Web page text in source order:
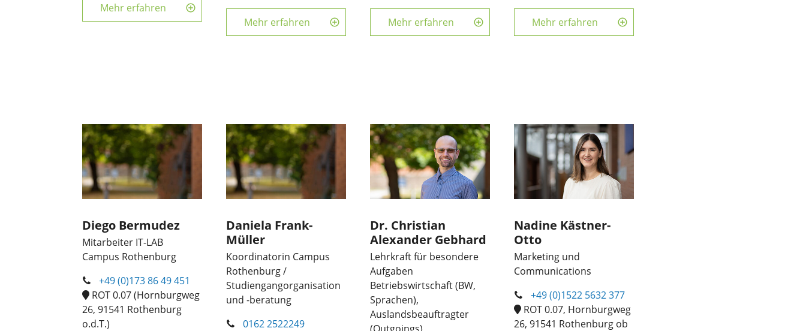
Mehr erfahren
Mehr erfahren Mehr erfahren Mehr erfahren
Diego Bermudez
Mitarbeiter IT-LAB
Campus Rothenburg
+49 (0)173 86 49 451
ROT 0.07 (Hornburgweg
26, 91541 Rothenburg
o.d.T.)
Daniela Frank-
Müller
Koordinatorin Campus
Rothenburg /
Studiengangorganisation
und -beratung
0162 2522249
Dr. Christian
Alexander Gebhard
Lehrkraft für besondere
Aufgaben
Betriebswirtschaft (BW,
Sprachen),
Auslandsbeauftragter
Nadine Kästner-
Otto
Marketing und
Communications
+49 (0)1522 5632 377
ROT 0.07, Hornburgweg
26, 91541 Rothenburg ob